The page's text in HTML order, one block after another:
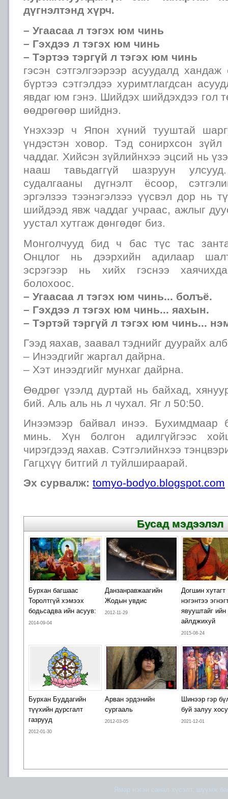
дүгнэлтэнд хүрч.
– Угаасаа л тэгэх юм чинь
– Гэхдээ л тэгэх юм чинь
– Тэртээ тэргүй л тэгэх юм чинь
гэсэн сэтгэлгээрээр асуудалд
бүртээ сэтгэлдээ хуримтлагдсан
явдаг юм гэнэ. Шийдэх шийдэхдээ гол
өөдрөгөөр шийднэ.
Үнэхээр ч Япон хүний тууштай
үндэстэн ховор. Тэд сонирхсон
чаддаг. Хийсэн зүйлийнхээ эцсий нь
нааш тавьдаггүй шазруун
судалгааны дүгнэлт ёсоор,
эргэлзээ тээнэгэлзээ үүсвэл дор нь
шийдээд явж чаддаг учраас, ажлыг
уустал хутгаж дөнгөдөг биз.
Монголчууд бид ч бас түс тас
Онцлог нь дээрхийн адилаар
эсрэгээр нь хийх гэснээ
болохоос.
– Угаасаа л тэгэх юм чинь... болъё.
– Гэхдээ л тэгэх юм чинь... яахын.
– Тэртэй тэргүй л тэгэх юм чинь...
Гээд яахав, заавал тэднийг дуурайх
– Инээдгийг жаргал дайрна.
– Хэт инээдгийг мунхаг дайрна.
Өөдрөг үзэлд дуртай нь байхад,
бий. Аль аль нь л чухал. Яг л 50:50.
Инээмээр байвал инээ. Бухимдмаар
минь. Хүн болгон адилгүйгээс
чирэгдээд яахав. Сэтгэлийнхээ
Гагцхүү битгий л туйлшираарай.
Эх сурвалж: tomyo-bodyo.blogspot.com
Бусад мэдээлэл
Бурхан багшаас
Торолтгүй хэмээх
бодьсадва ийн асуув:
2014-09-04
Данзанравжаагийн
Жодын увдис
2012-11-29
Догшин хутагт
нэгэнтээ
явууштайг ийн
айлджихуй
2015-08-24
Бурхан Буддагийн
түүхийн дурсгалт
газрууд
2012-01-30
Арван эрдэнийн
сургааль
2012-03-05
Шинээр гэр
буй залуу
2021-12-01
Ямар нэгэн санал хүсэлт, шүүмж